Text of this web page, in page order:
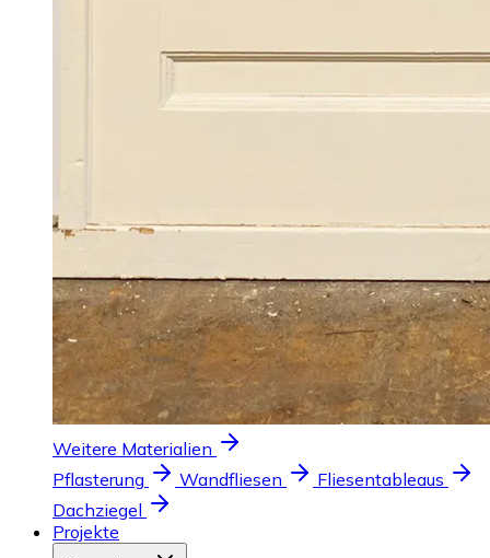
Weitere Materialien
Pflasterung
Wandfliesen
Fliesentableaus
Dachziegel
Projekte